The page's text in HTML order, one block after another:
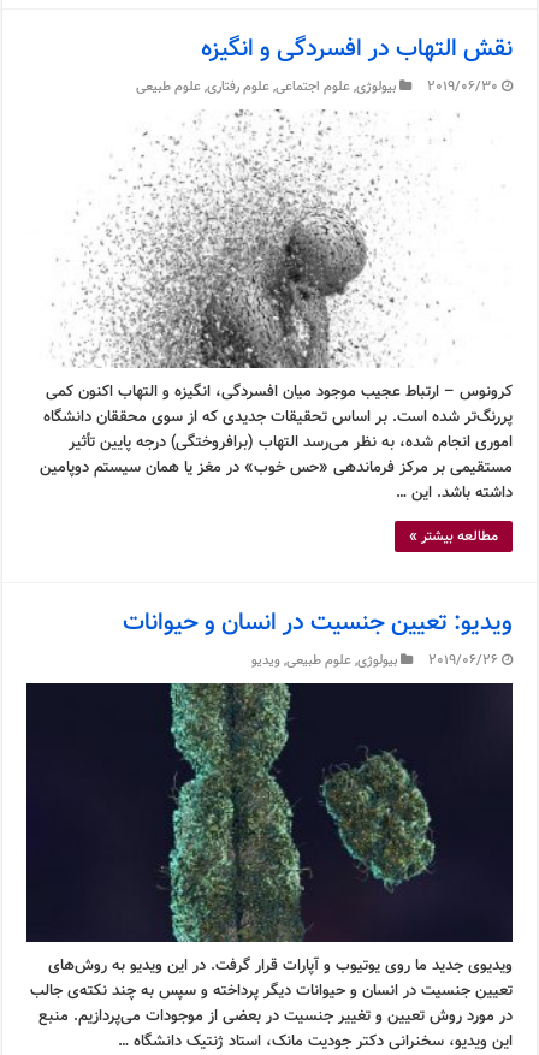
نقش التهاب در افسردگی و انگیزه
2019/06/30 بیولوژی,علوم اجتماعی,علوم رفتاری,علوم طبیعی
کرونوس – ارتباط عجیب موجود میان افسردگی، انگیزه و التهاب اکنون کمی
پررنگ‌تر شده است. بر اساس تحقیقات جدیدی که از سوی محققان دانشگاه
اموری انجام شده، به نظر می‌رسد التهاب (برافروختگی) درجه پایین تأثیر
مستقیمی بر مرکز فرماندهی «حس خوب» در مغز یا همان سیستم دوپامین
داشته باشد. این …
مطالعه بیشتر »
ویدیو: تعیین جنسیت در انسان و حیوانات
2019/06/26 بیولوژی,علوم طبیعی,ویدیو
ویدیوی جدید ما روی یوتیوب و آپارات قرار گرفت. در این ویدیو به روش‌های
تعیین جنسیت در انسان و حیوانات دیگر پرداخته و سپس به چند نکته‌ی جالب
در مورد روش تعیین و تغییر جنسیت در بعضی از موجودات می‌پردازیم. منبع
این ویدیو، سخنرانی دکتر جودیت مانک، استاد ژنتیک دانشگاه …